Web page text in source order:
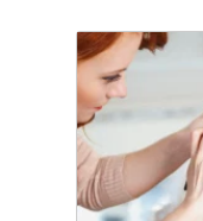
Un écrin
Chaque
Des
✨ Réservez